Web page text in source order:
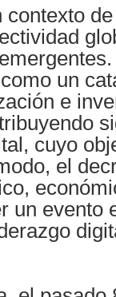
un
e
cuyo
el
un evento